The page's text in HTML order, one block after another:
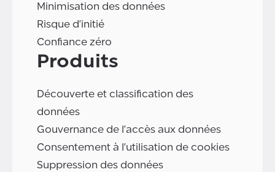
Minimisation des données
Risque d'initié
Confiance zéro
Produits
Découverte et classification des
données
Gouvernance de l'accès aux données
Consentement à l'utilisation de cookies
Suppression des données